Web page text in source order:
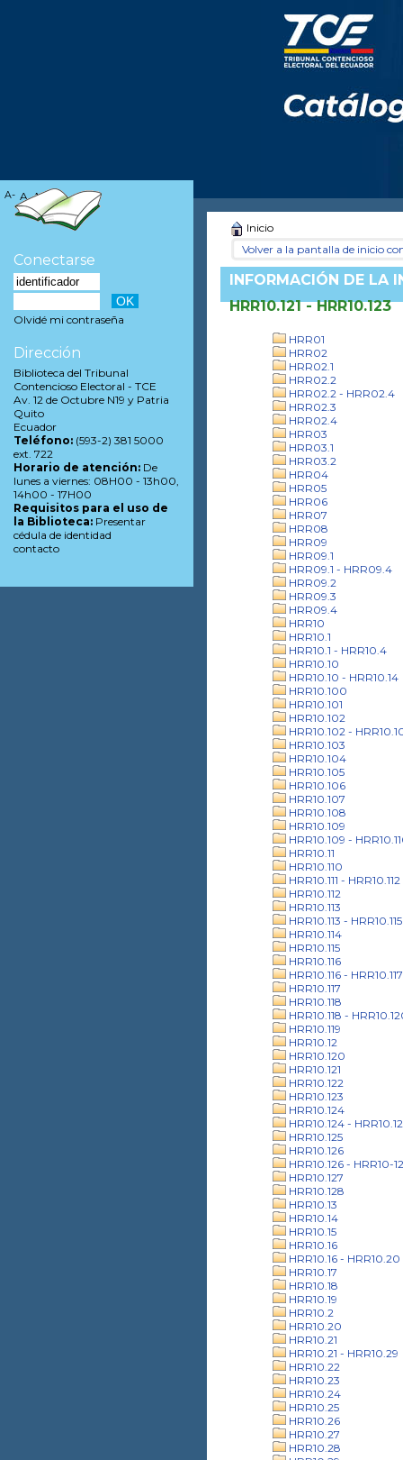
Inicio
Volver a la pantalla de inicio
INFORMACIÓN DE LA
HRR10.121 - HRR10.123
HRR01
HRR02
HRR02.1
HRR02.2
HRR02.2 - HRR02.4
HRR02.3
HRR02.4
HRR03
HRR03.1
HRR03.2
HRR04
HRR05
HRR06
HRR07
HRR08
HRR09
HRR09.1
HRR09.1 - HRR09.4
HRR09.2
HRR09.3
HRR09.4
HRR10
HRR10.1
HRR10.1 - HRR10.4
HRR10.10
HRR10.10 - HRR10.14
HRR10.100
HRR10.101
HRR10.102
HRR10.102 -
HRR10.103
HRR10.104
HRR10.105
HRR10.106
HRR10.107
HRR10.108
HRR10.109
HRR10.109 -
HRR10.11
HRR10.110
HRR10.111 - HRR10.112
HRR10.112
HRR10.113
HRR10.113 - HRR10.115
HRR10.114
HRR10.115
HRR10.116
HRR10.116 - HRR10.117
HRR10.117
HRR10.118
HRR10.118 -
HRR10.119
HRR10.12
HRR10.120
HRR10.121
HRR10.122
HRR10.123
HRR10.124
HRR10.124 -
HRR10.125
HRR10.126
HRR10.126 - HRR10-
HRR10.127
HRR10.128
HRR10.13
HRR10.14
HRR10.15
HRR10.16
HRR10.16 - HRR10.20
HRR10.17
HRR10.18
HRR10.19
HRR10.2
HRR10.20
HRR10.21
HRR10.21 - HRR10.29
HRR10.22
HRR10.23
HRR10.24
HRR10.25
HRR10.26
HRR10.27
HRR10.28
A- A A+
Conectarse
Olvidé mi contraseña
Dirección
Biblioteca del Tribunal
Contencioso Electoral - TCE
Av. 12 de Octubre N19 y Patria
Quito
Ecuador
Teléfono: (593-2) 381 5000
ext. 722
Horario de atención: De
lunes a viernes: 08H00 - 13h00,
14h00 - 17H00
Requisitos para el uso de
la Biblioteca: Presentar
cédula de identidad
contacto